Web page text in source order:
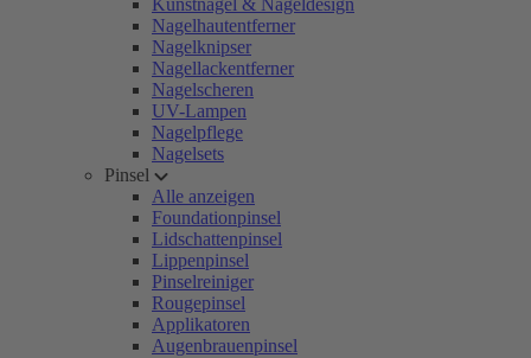
Kunstnägel & Nageldesign
Nagelhautentferner
Nagelknipser
Nagellackentferner
Nagelscheren
UV-Lampen
Nagelpflege
Nagelsets
Pinsel
Alle anzeigen
Foundationpinsel
Lidschattenpinsel
Lippenpinsel
Pinselreiniger
Rougepinsel
Applikatoren
Augenbrauenpinsel